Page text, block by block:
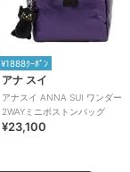
¥1888ｸｰﾎﾟﾝ
アナ スイ
アナスイ ANNA SUI ワンダー
2WAYミニボストンバッグ
¥23,100